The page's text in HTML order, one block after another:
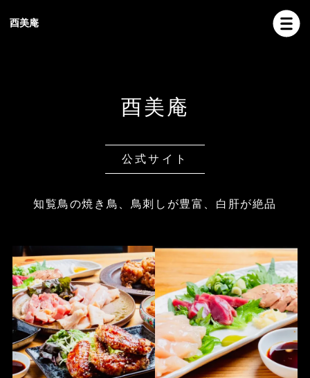
酉美庵
酉美庵
公式サイト
知覧鳥の焼き鳥、鳥刺しが豊富、白肝が絶品